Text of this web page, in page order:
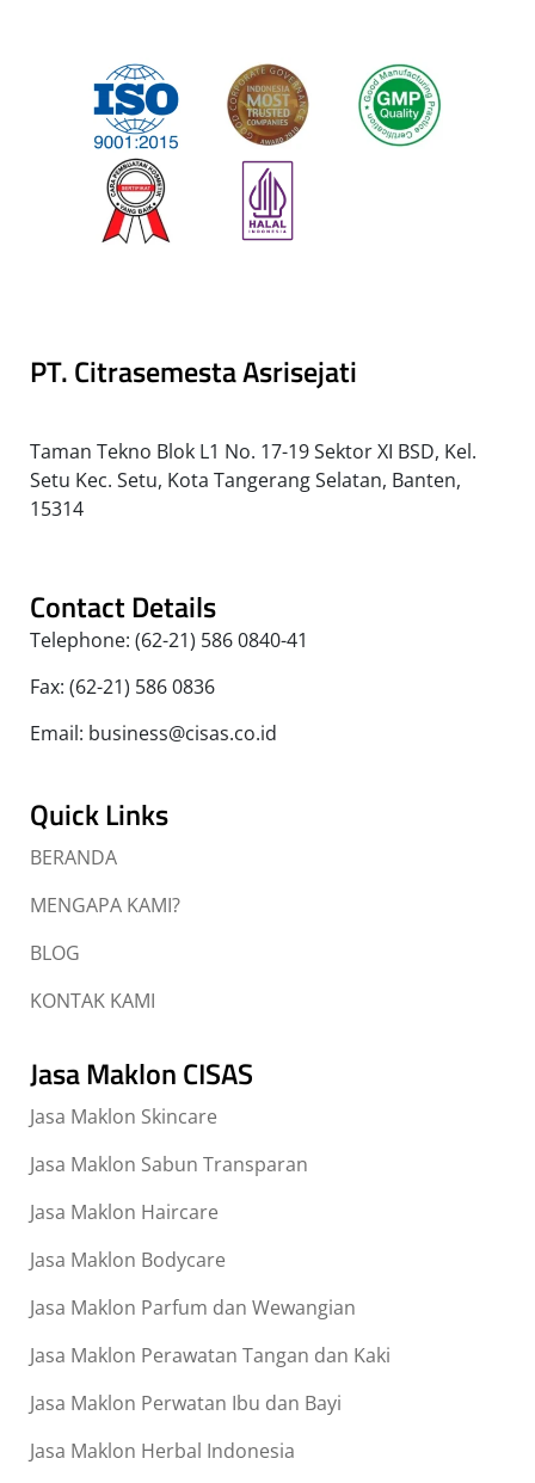
PT. Citrasemesta Asrisejati
Taman Tekno Blok L1 No. 17-19 Sektor XI BSD, Kel.
Setu Kec. Setu, Kota Tangerang Selatan, Banten,
15314
Contact Details
Telephone: (62-21) 586 0840-41
Fax: (62-21) 586 0836
Email: business@cisas.co.id
Quick Links
BERANDA
MENGAPA KAMI?
BLOG
KONTAK KAMI
Jasa Maklon CISAS
Jasa Maklon Skincare
Jasa Maklon Sabun Transparan
Jasa Maklon Haircare
Jasa Maklon Bodycare
Jasa Maklon Parfum dan Wewangian
Jasa Maklon Perawatan Tangan dan Kaki
Jasa Maklon Perwatan Ibu dan Bayi
Jasa Maklon Herbal Indonesia